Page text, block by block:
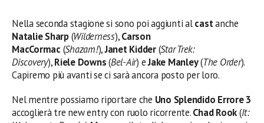
Nella seconda stagione si sono poi aggiunti alcastanche
Natalie Sharp(Wilderness),Carson
MacCormac (Shazam!),Janet Kidder(Star Trek:
Discovery),Riele Downs(Bel-Air) eJake Manley(The Order).
Capiremo più avanti se ci sarà ancora posto per loro.
Nel mentre possiamo riportare che Uno Splendido Errore 3
accoglierà tre new entry con ruolo ricorrente.Chad Rook(It: